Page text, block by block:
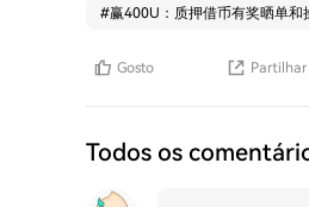
#赢400U：质押借币有奖晒单和
Gosto Partilhar
Todos os